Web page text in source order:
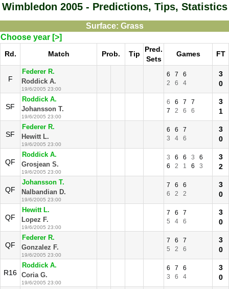
Wimbledon 2005 - Predictions, Tips, Statistics
Surface: Grass
Choose year [>]
Rd. Match Prob. Tip
Pred.
Sets
Games FT
F
Federer R.
Roddick A.
19/6/2005 23:00
6 7
6
2
6 4
3
0
SF
Roddick A.
Johansson T.
19/6/2005 23:00
6 6 7
7
7
2 6 6
3
1
SF
Federer R.
Hewitt L.
19/6/2005 23:00
6 6
7
3
4 6
3
0
QF
Roddick A.
Grosjean S.
19/6/2005 23:00
3 6 6 3
6
6
2 1 6 3
3
2
QF
Johansson T.
Nalbandian D.
19/6/2005 23:00
7 6
6
6
2 2
3
0
QF
Hewitt L.
Lopez F.
19/6/2005 23:00
7 6
7
5
4 6
3
0
QF
Federer R.
Gonzalez F.
19/6/2005 23:00
7 6
7
5
2 6
3
0
R16
Roddick A.
Coria G.
19/6/2005 23:00
6 7
6
3
6 4
3
0